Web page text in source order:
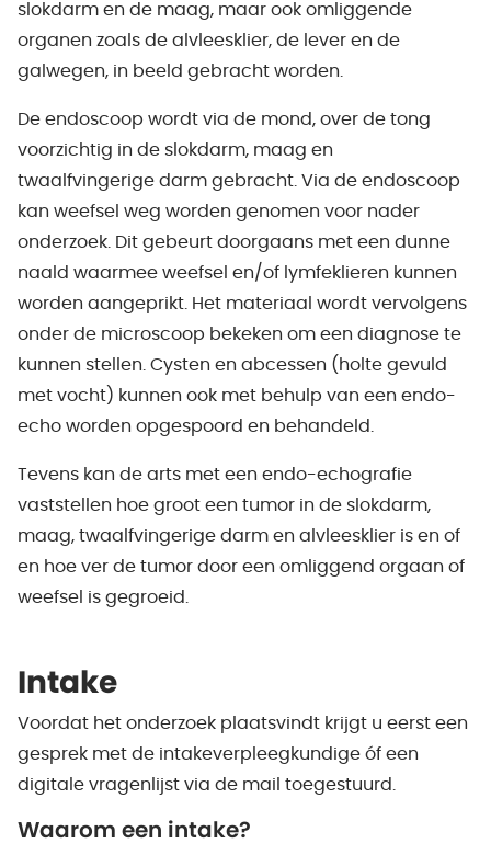
slokdarm en de maag, maar ook omliggende
organen zoals de alvleesklier, de lever en de
galwegen, in beeld gebracht worden.
De endoscoop wordt via de mond, over de tong
voorzichtig in de slokdarm, maag en
twaalfvingerige darm gebracht. Via de endoscoop
kan weefsel weg worden genomen voor nader
onderzoek. Dit gebeurt doorgaans met een dunne
naald waarmee weefsel en/of lymfeklieren kunnen
worden aangeprikt. Het materiaal wordt vervolgens
onder de microscoop bekeken om een diagnose te
kunnen stellen. Cysten en abcessen (holte gevuld
met vocht) kunnen ook met behulp van een endo-
echo worden opgespoord en behandeld.
Tevens kan de arts met een endo-echografie
vaststellen hoe groot een tumor in de slokdarm,
maag, twaalfvingerige darm en alvleesklier is en of
en hoe ver de tumor door een omliggend orgaan of
weefsel is gegroeid.
Intake
Voordat het onderzoek plaatsvindt krijgt u eerst een
gesprek met de intakeverpleegkundige óf een
digitale vragenlijst via de mail toegestuurd.
Waarom een intake?